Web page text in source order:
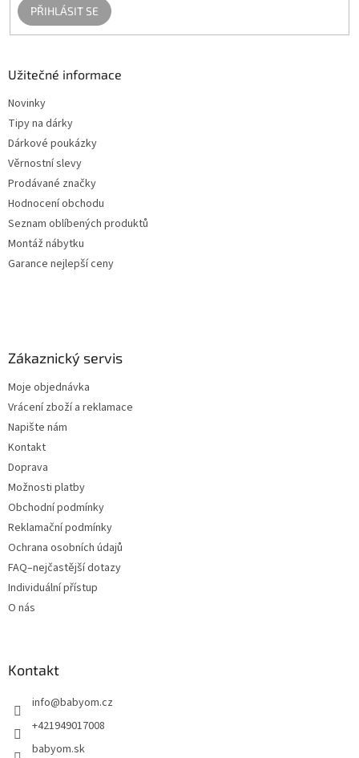
PŘIHLÁSIT SE
Užitečné informace
Novinky
Tipy na dárky
Dárkové poukázky
Věrnostní slevy
Prodávané značky
Hodnocení obchodu
Seznam oblíbených produktů
Montáž nábytku
Garance nejlepší ceny
Zákaznický servis
Moje objednávka
Vrácení zboží a reklamace
Napište nám
Kontakt
Doprava
Možnosti platby
Obchodní podmínky
Reklamační podmínky
Ochrana osobních údajů
FAQ–nejčastější dotazy
Individuální přístup
O nás
Kontakt
info@babyom.cz
+421949017008
babyom.sk